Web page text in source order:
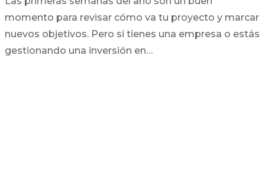
momento para revisar cómo va tu proyecto y marcar
nuevos objetivos. Pero si tienes una empresa o estás
gestionando una inversión en…